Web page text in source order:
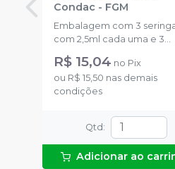
Condac - FGM
Embalagem com 3 seringas
com 2,5ml cada uma e 3
R$ 15,04 no Pix
ou R$ 15,50 nas demais
condições
Qtd :
Adicionar ao